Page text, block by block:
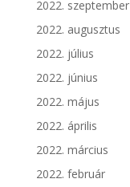
2022. szeptember
2022. augusztus
2022. július
2022. június
2022. május
2022. április
2022. március
2022. február